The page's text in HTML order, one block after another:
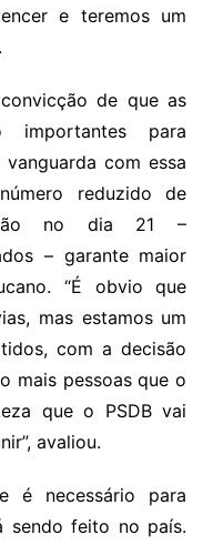
e teremos um
de que as
para
com essa
reduzido de
no dia 21 –
– garante maior
“É obvio que
mas estamos um
com a decisão
mais pessoas que o
que o PSDB vai
avaliou.
é necessário para
sendo feito no país.